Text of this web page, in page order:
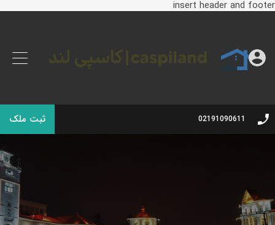
insert header and footer
02191090611 ثبت ملک